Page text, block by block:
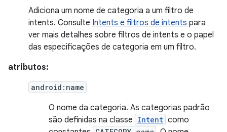
Adiciona um nome de categoria a um filtro de
intents. Consulte Intents e filtros de intents para
ver mais detalhes sobre filtros de intents e o papel
das especificações de categoria em um filtro.
atributos:
android:name
O nome da categoria. As categorias padrão
são definidas na classe Intent como